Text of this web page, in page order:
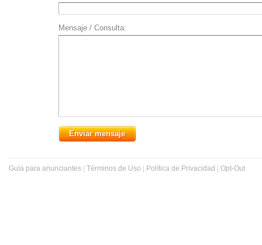
Mensaje / Consulta:
Guía para anunciantes Términos de Uso Política de Privacidad Opt-Out